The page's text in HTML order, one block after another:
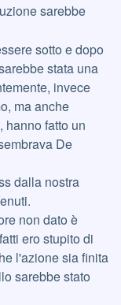
sarebbe
sotto e dopo
stata una
invece
ma anche
hanno fatto un
De
dalla nostra
non dato è
ero stupito di
l'azione sia finita
sarebbe stato